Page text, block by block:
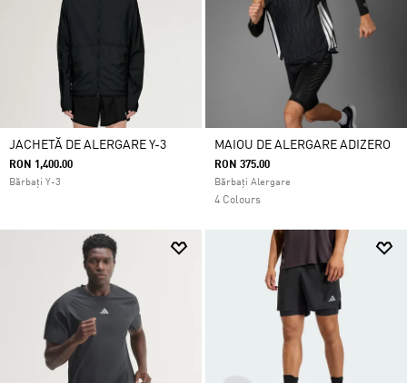
JACHETĂ DE ALERGARE Y-3
RON 1,400.00
Bărbați Y-3
MAIOU DE ALERGARE ADIZERO
RON 375.00
Bărbați Alergare
4 Colours